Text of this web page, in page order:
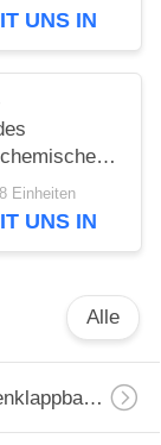
UNS IN
Einheiten
UNS IN
Alle
Zusammenklappbarer Drahtbehälter